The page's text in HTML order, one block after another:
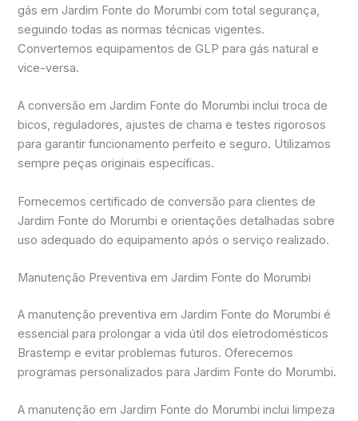
gás em Jardim Fonte do Morumbi com total segurança,
seguindo todas as normas técnicas vigentes.
Convertemos equipamentos de GLP para gás natural e
vice-versa.
A conversão em Jardim Fonte do Morumbi inclui troca de
bicos, reguladores, ajustes de chama e testes rigorosos
para garantir funcionamento perfeito e seguro. Utilizamos
sempre peças originais específicas.
Fornecemos certificado de conversão para clientes de
Jardim Fonte do Morumbi e orientações detalhadas sobre
uso adequado do equipamento após o serviço realizado.
Manutenção Preventiva em Jardim Fonte do Morumbi
A manutenção preventiva em Jardim Fonte do Morumbi é
essencial para prolongar a vida útil dos eletrodomésticos
Brastemp e evitar problemas futuros. Oferecemos
programas personalizados para Jardim Fonte do Morumbi.
A manutenção em Jardim Fonte do Morumbi inclui limpeza